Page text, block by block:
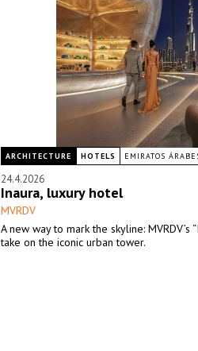
ARCHITECTURE HOTELS EMIRATOS
24.4.2026
Inaura, luxury hotel
MVRDV
A new way to mark the skyline: MVRDV’s
take on the iconic urban tower.